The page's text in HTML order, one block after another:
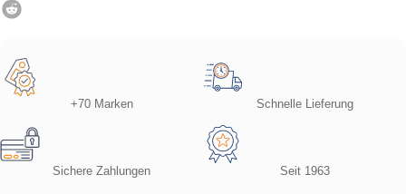
+70 Marken Schnelle Lieferung
Sichere Zahlungen Seit 1963